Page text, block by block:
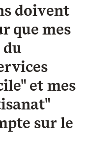
doivent
que mes
du
et mes
sur le